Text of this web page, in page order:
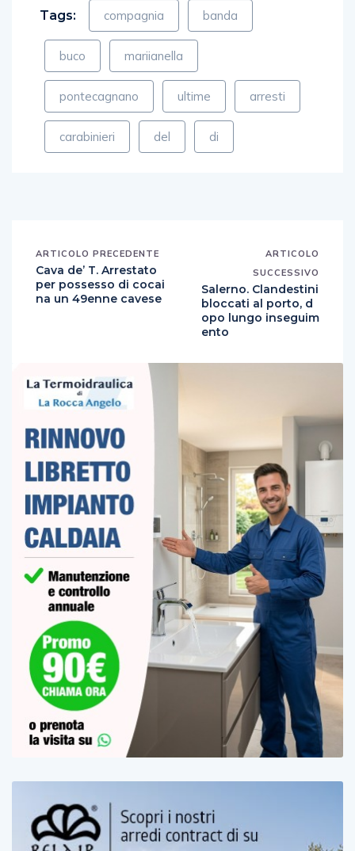
Tags: compagnia banda
buco mariianella
pontecagnano ultime arresti
carabinieri del di
ARTICOLO PRECEDENTE
Cava de’ T. Arrestato
per possesso di cocai
na un 49enne cavese
ARTICOLO
SUCCESSIVO
Salerno. Clandestini
bloccati al porto, d
opo lungo inseguim
ento